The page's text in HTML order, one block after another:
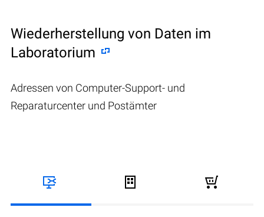
Wiederherstellung von Daten im
Laboratorium
Adressen von Computer-Support- und
Reparaturcenter und Postämter